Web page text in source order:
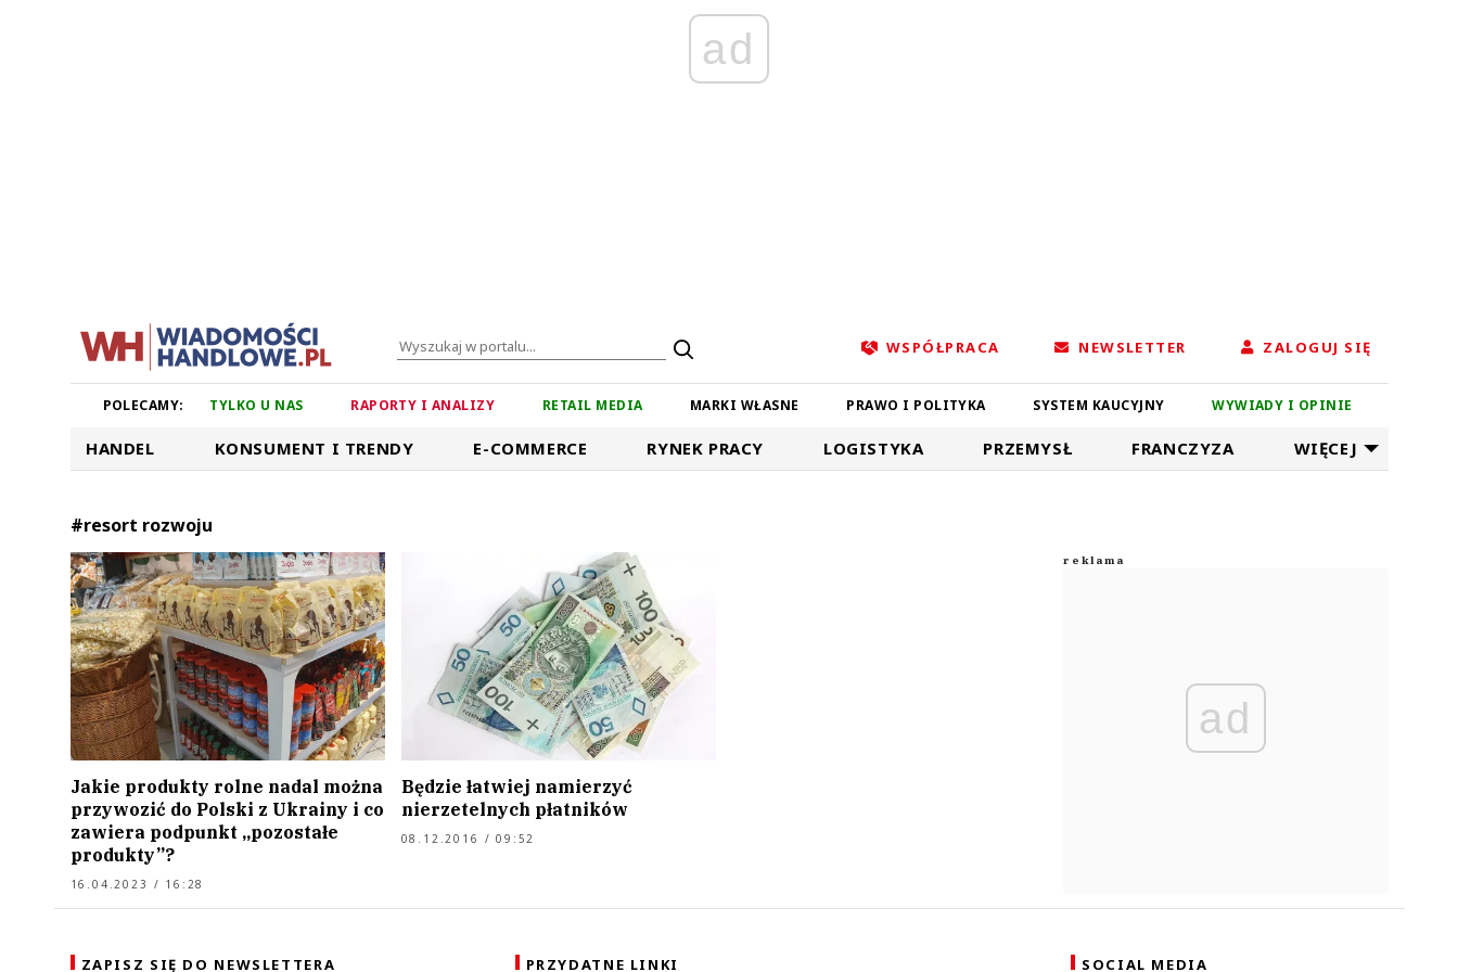
ad
WSPÓŁPRACA NEWSLETTER ZALOGUJ SIĘ
POLECAMY: TYLKO U NAS RAPORTY I ANALIZY RETAIL MEDIA MARKI WŁASNE PRAWO I POLITYKA SYSTEM KAUCYJNY WYWIADY I OPINIE
HANDEL KONSUMENT I TRENDY E-COMMERCE RYNEK PRACY LOGISTYKA PRZEMYSŁ FRANCZYZA WIĘCEJ
#resort rozwoju
Jakie produkty rolne nadal można
przywozić do Polski z Ukrainy i co
zawiera podpunkt „pozostałe
produkty”?
16.04.2023 / 16:28
Będzie łatwiej namierzyć
nierzetelnych płatników
08.12.2016 / 09:52
ad
ZAPISZ SIĘ DO NEWSLETTERA PRZYDATNE LINKI SOCIAL MEDIA